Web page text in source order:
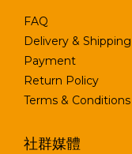
FAQ
Delivery & Shipping
Payment
Return Policy
Terms & Conditions
社群媒體